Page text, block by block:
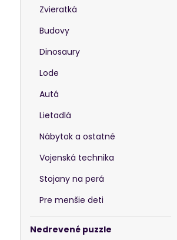
Zvieratká
Budovy
Dinosaury
Lode
Autá
Lietadlá
Nábytok a ostatné
Vojenská technika
Stojany na perá
Pre menšie deti
Nedrevené puzzle